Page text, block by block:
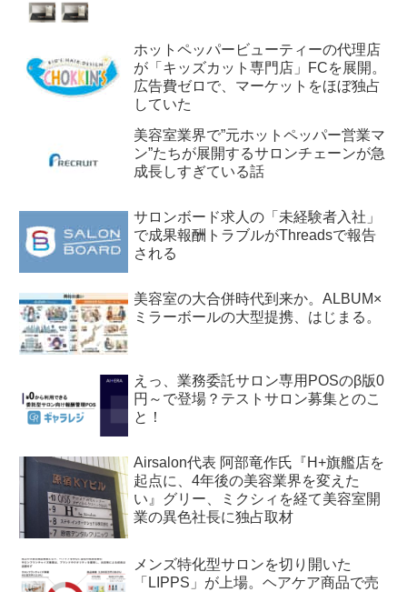
ホットペッパービューティーの代理店
が「キッズカット専門店」FCを展開。
広告費ゼロで、マーケットをほぼ独占
していた
美容室業界で”元ホットペッパー営業マ
ン”たちが展開するサロンチェーンが急
成長しすぎている話
サロンボード求人の「未経験者入社」
で成果報酬トラブルがThreadsで報告
される
美容室の大合併時代到来か。ALBUM×
ミラーボールの大型提携、はじまる。
えっ、業務委託サロン専用POSのβ版0
円～で登場？テストサロン募集とのこ
と！
Airsalon代表 阿部竜作氏『H+旗艦店を
起点に、4年後の美容業界を変えた
い』グリー、ミクシィを経て美容室開
業の異色社長に独占取材
メンズ特化型サロンを切り開いた
「LIPPS」が上場。ヘアケア商品で売